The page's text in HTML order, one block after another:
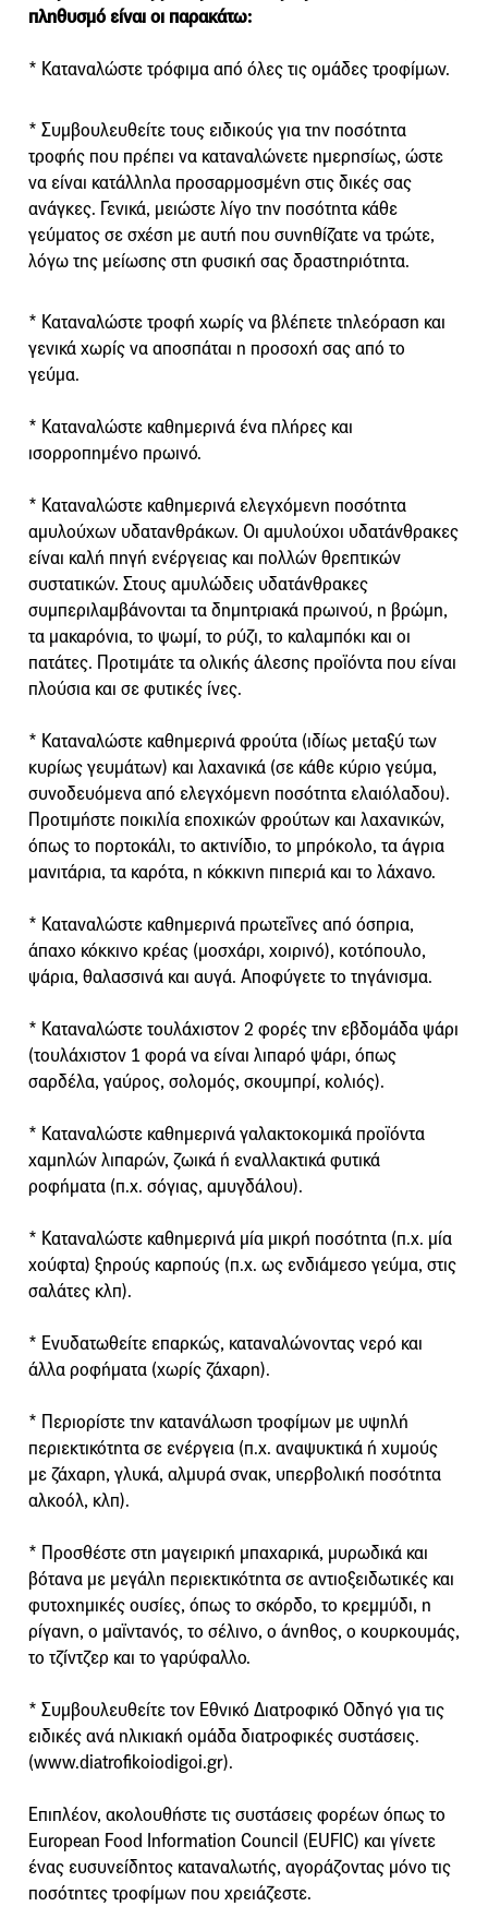
πληθυσμό είναι οι παρακάτω:
* Καταναλώστε τρόφιμα από όλες τις ομάδες τροφίμων.
* Συμβουλευθείτε τους ειδικούς για την ποσότητα
τροφής που πρέπει να καταναλώνετε ημερησίως, ώστε
να είναι κατάλληλα προσαρμοσμένη στις δικές σας
ανάγκες. Γενικά, μειώστε λίγο την ποσότητα κάθε
γεύματος σε σχέση με αυτή που συνηθίζατε να τρώτε,
λόγω της μείωσης στη φυσική σας δραστηριότητα.
* Καταναλώστε τροφή χωρίς να βλέπετε τηλεόραση και
γενικά χωρίς να αποσπάται η προσοχή σας από το
γεύμα.
* Καταναλώστε καθημερινά ένα πλήρες και
ισορροπημένο πρωινό.
* Καταναλώστε καθημερινά ελεγχόμενη ποσότητα
αμυλούχων υδατανθράκων. Οι αμυλούχοι υδατάνθρακες
είναι καλή πηγή ενέργειας και πολλών θρεπτικών
συστατικών. Στους αμυλώδεις υδατάνθρακες
συμπεριλαμβάνονται τα δημητριακά πρωινού, η βρώμη,
τα μακαρόνια, το ψωμί, το ρύζι, το καλαμπόκι και οι
πατάτες. Προτιμάτε τα ολικής άλεσης προϊόντα που είναι
πλούσια και σε φυτικές ίνες.
* Καταναλώστε καθημερινά φρούτα (ιδίως μεταξύ των
κυρίως γευμάτων) και λαχανικά (σε κάθε κύριο γεύμα,
συνοδευόμενα από ελεγχόμενη ποσότητα ελαιόλαδου).
Προτιμήστε ποικιλία εποχικών φρούτων και λαχανικών,
όπως το πορτοκάλι, το ακτινίδιο, το μπρόκολο, τα άγρια
μανιτάρια, τα καρότα, η κόκκινη πιπεριά και το λάχανο.
* Καταναλώστε καθημερινά πρωτεΐνες από όσπρια,
άπαχο κόκκινο κρέας (μοσχάρι, χοιρινό), κοτόπουλο,
ψάρια, θαλασσινά και αυγά. Αποφύγετε το τηγάνισμα.
* Καταναλώστε τουλάχιστον 2 φορές την εβδομάδα ψάρι
(τουλάχιστον 1 φορά να είναι λιπαρό ψάρι, όπως
σαρδέλα, γαύρος, σολομός, σκουμπρί, κολιός).
* Καταναλώστε καθημερινά γαλακτοκομικά προϊόντα
χαμηλών λιπαρών, ζωικά ή εναλλακτικά φυτικά
ροφήματα (π.χ. σόγιας, αμυγδάλου).
* Καταναλώστε καθημερινά μία μικρή ποσότητα (π.χ. μία
χούφτα) ξηρούς καρπούς (π.χ. ως ενδιάμεσο γεύμα, στις
σαλάτες κλπ).
* Ενυδατωθείτε επαρκώς, καταναλώνοντας νερό και
άλλα ροφήματα (χωρίς ζάχαρη).
* Περιορίστε την κατανάλωση τροφίμων με υψηλή
περιεκτικότητα σε ενέργεια (π.χ. αναψυκτικά ή χυμούς
με ζάχαρη, γλυκά, αλμυρά σνακ, υπερβολική ποσότητα
αλκοόλ, κλπ).
* Προσθέστε στη μαγειρική μπαχαρικά, μυρωδικά και
βότανα με μεγάλη περιεκτικότητα σε αντιοξειδωτικές και
φυτοχημικές ουσίες, όπως το σκόρδο, το κρεμμύδι, η
ρίγανη, ο μαϊντανός, το σέλινο, ο άνηθος, ο κουρκουμάς,
το τζίντζερ και το γαρύφαλλο.
* Συμβουλευθείτε τον Εθνικό Διατροφικό Οδηγό για τις
ειδικές ανά ηλικιακή ομάδα διατροφικές συστάσεις.
(www.diatrofikoiodigoi.gr).
Eπιπλέον, ακολουθήστε τις συστάσεις φορέων όπως το
European Food Information Council (EUFIC) και γίνετε
ένας ευσυνείδητος καταναλωτής, αγοράζοντας μόνο τις
ποσότητες τροφίμων που χρειάζεστε.